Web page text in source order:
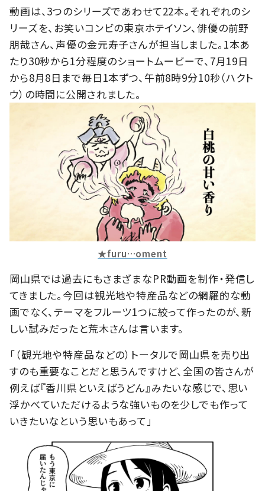
動画は、3つのシリーズであわせて22本。それぞれのシ
リーズを、お笑いコンビの東京ホテイソン、俳優の前野
朋哉さん、声優の金元寿子さんが担当しました。1本あ
たり30秒から1分程度のショートムービーで、7月19日
から8月8日まで毎日1本ずつ、午前8時9分10秒（ハクト
ウ）の時間に公開されました。
★furu…oment
岡山県では過去にもさまざまなPR動画を制作・発信し
てきました。今回は観光地や特産品などの網羅的な動
画でなく、テーマをフルーツ1つに絞って作ったのが、新
しい試みだったと荒木さんは言います。
「（観光地や特産品などの）トータルで岡山県を売り出
すのも重要なことだと思うんですけど、全国の皆さんが
例えば『香川県といえばうどん』みたいな感じで、思い
浮かべていただけるような強いものを少しでも作って
いきたいなという思いもあって」